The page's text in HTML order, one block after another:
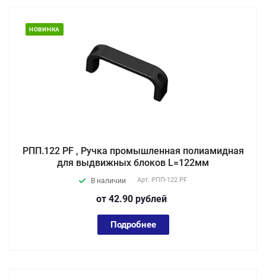
НОВИНКА
РПП.122 PF , Ручка промышленная полиамидная
для выдвижных блоков L=122мм
В наличии Арт. РПП-122 PF
от 42.90 рублей
Подробнее